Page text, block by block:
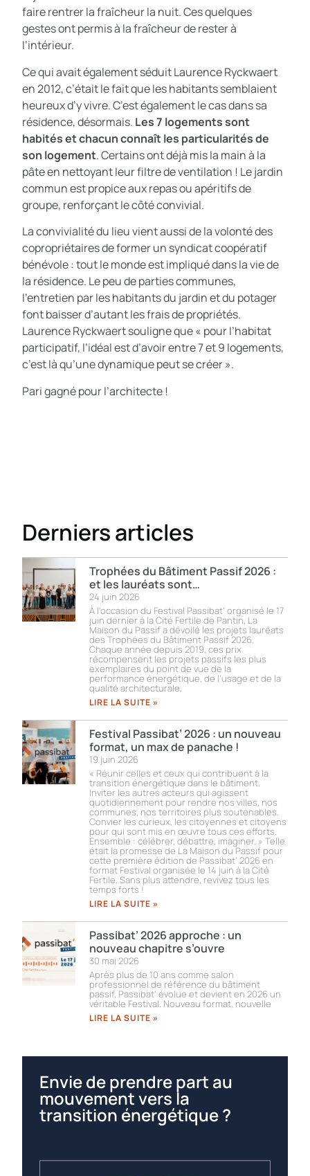
faire rentrer la fraîcheur la nuit. Ces quelques
gestes ont permis à la fraîcheur de rester à
l’intérieur.
Ce qui avait également séduit Laurence Ryckwaert
en 2012, c’était le fait que les habitants semblaient
heureux d’y vivre. C’est également le cas dans sa
résidence, désormais. Les 7 logements sont
habités et chacun connaît les particularités de
son logement. Certains ont déjà mis la main à la
pâte en nettoyant leur filtre de ventilation ! Le jardin
commun est propice aux repas ou apéritifs de
groupe, renforçant le côté convivial.
La convivialité du lieu vient aussi de la volonté des
copropriétaires de former un syndicat coopératif
bénévole : tout le monde est impliqué dans la vie de
la résidence. Le peu de parties communes,
l’entretien par les habitants du jardin et du potager
font baisser d’autant les frais de propriétés.
Laurence Ryckwaert souligne que « pour l’habitat
participatif, l’idéal est d’avoir entre 7 et 9 logements,
c’est là qu’une dynamique peut se créer ».
Pari gagné pour l’architecte !
Derniers articles
Trophées du Bâtiment Passif 2026 :
et les lauréats sont…
24 juin 2026
À l’occasion du Festival Passibat’ organisé le 17
juin dernier à la Cité Fertile de Pantin, La
Maison du Passif a dévoilé les projets lauréats
des Trophées du Bâtiment Passif 2026.
Chaque année depuis 2019, ces prix
récompensent les projets passifs les plus
exemplaires du point de vue de la
performance énergétique, de l’usage et de la
qualité architecturale.
LIRE LA SUITE »
Festival Passibat’ 2026 : un nouveau
format, un max de panache !
19 juin 2026
« Réunir celles et ceux qui contribuent à la
transition énergétique dans le bâtiment.
Inviter les autres acteurs qui agissent
quotidiennement pour rendre nos villes, nos
communes, nos territoires plus soutenables.
Convier les curieux, les citoyennes et citoyens
pour qui sont mis en œuvre tous ces efforts.
Ensemble : célébrer, débattre, imaginer. » Telle
était la promesse de La Maison du Passif pour
cette première édition de Passibat’ 2026 en
format Festival organisée le 14 juin à la Cité
Fertile. Sans plus attendre, revivez tous les
temps forts !​
LIRE LA SUITE »
Passibat’ 2026 approche : un
nouveau chapitre s’ouvre
30 mai 2026
Après plus de 10 ans comme salon
professionnel de référence du bâtiment
passif, Passibat’ évolue et devient en 2026 un
véritable Festival. Nouveau format, nouvelle
LIRE LA SUITE »
Envie de prendre part au
mouvement vers la
transition énergétique ?
NOUS REJOINDRE